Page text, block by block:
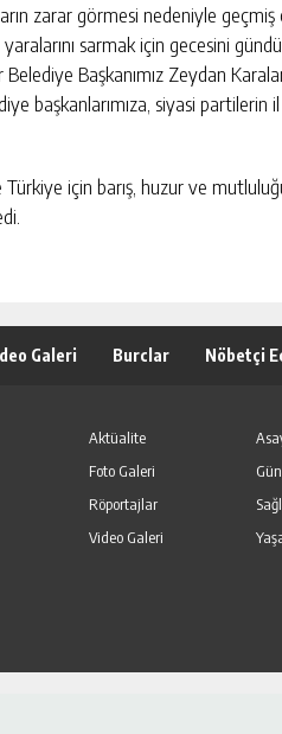
zarar görmesi nedeniyle
yaralarını sarmak için gecesini
Başkanımız Zeydan
başkanlarımıza, siyasi
Türkiye için barış, huzur ve
Galeri Burclar Nöbetçi
Aktüalite
Foto Galeri
Röportajlar
Video Galeri